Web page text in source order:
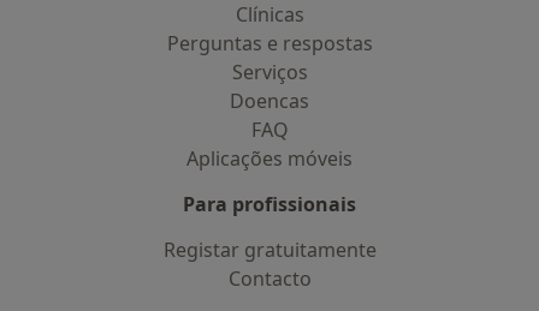
Clínicas
Perguntas e respostas
Serviços
Doencas
FAQ
Aplicações móveis
Para profissionais
Registar gratuitamente
Contacto